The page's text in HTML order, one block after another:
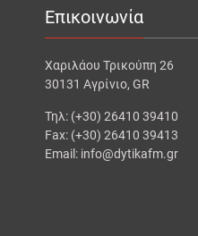
Επικοινωνία
Χαριλάου Τρικούπη 26
30131 Αγρίνιο, GR
Τηλ: (+30) 26410 39410
Fax: (+30) 26410 39413
Email: info@dytikafm.gr